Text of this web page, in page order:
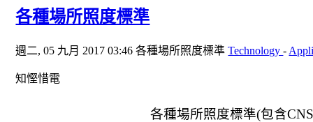
各種場所照度標準
週二, 05 九月 2017 03:46各種場所照度標準Technology-
知慳惜電
各種場所照度標準(包含